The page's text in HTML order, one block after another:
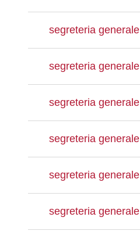
segreteria generale
segreteria generale
segreteria generale
segreteria generale
segreteria generale
segreteria generale